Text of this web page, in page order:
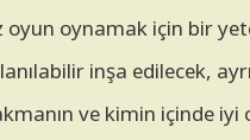
oynamak için bir
inşa edilecek,
ve kimin içinde